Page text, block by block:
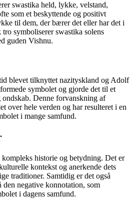
swastika held, lykke, velstand,
som et beskyttende og positivt
til dem, der bærer det eller har det i
symboliserer swastika solens
guden Vishnu.
blevet tilknyttet nazityskland og Adolf
symbolet og gjorde det til et
Denne forvanskning af
over hele verden og har resulteret i en
i mange samfund.
historie og betydning. Det er
kontekst og anerkende dets
traditioner. Samtidig er det også
negative konnotation, som
i dagens samfund.